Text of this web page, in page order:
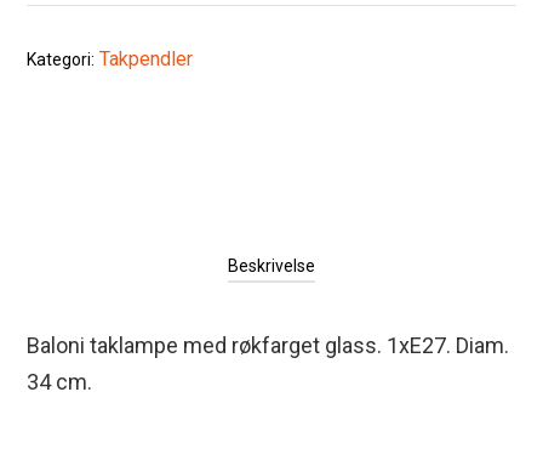
Kategori: Takpendler
Beskrivelse
Baloni taklampe med røkfarget glass. 1xE27. Diam.
34 cm.